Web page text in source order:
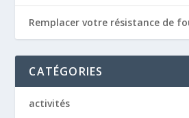
Remplacer votre résistance de
CATÉGORIES
activités